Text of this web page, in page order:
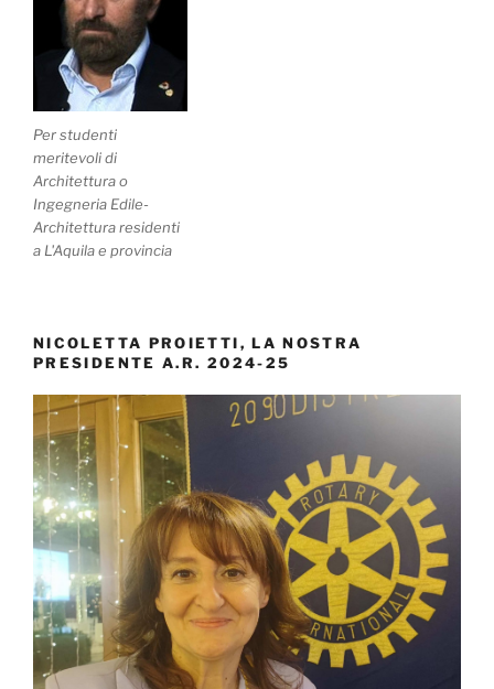
Per studenti
meritevoli di
Architettura o
Ingegneria Edile-
Architettura residenti
a L'Aquila e provincia
NICOLETTA PROIETTI, LA NOSTRA
PRESIDENTE A.R. 2024-25